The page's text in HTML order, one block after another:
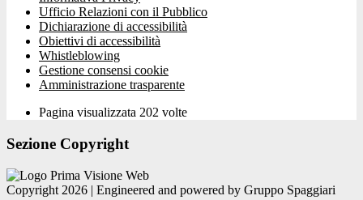
Ufficio Relazioni con il Pubblico
Dichiarazione di accessibilità
Obiettivi di accessibilità
Whistleblowing
Gestione consensi cookie
Amministrazione trasparente
Pagina visualizzata 202 volte
Sezione Copyright
Copyright 2026 | Engineered and powered by Gruppo Spaggiari